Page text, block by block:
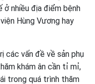
nhiều địa điểm bệnh
Hùng Vương hay
các vấn đề về sản phụ
khám ân cần tỉ mỉ,
trong quá trình thăm